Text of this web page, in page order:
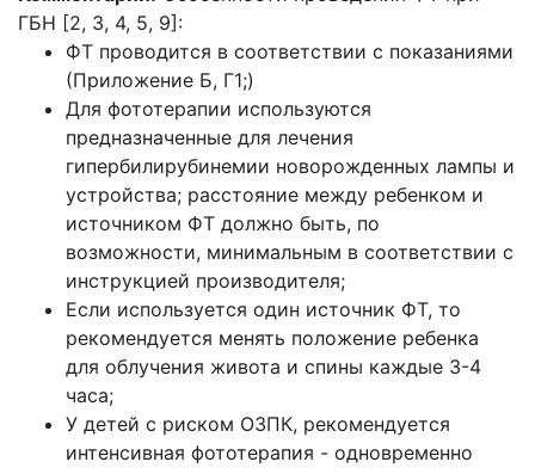
ГБН [2, 3, 4, 5, 9]:
ФТ проводится в соответствии с показаниями
(Приложение Б, Г1;)
Для фототерапии используются
предназначенные для лечения
гипербилирубинемии новорожденных лампы и
устройства; расстояние между ребенком и
источником ФТ должно быть, по
возможности, минимальным в соответствии с
инструкцией производителя;
Если используется один источник ФТ, то
рекомендуется менять положение ребенка
для облучения живота и спины каждые 3-4
часа;
У детей с риском ОЗПК, рекомендуется
интенсивная фототерапия - одновременно